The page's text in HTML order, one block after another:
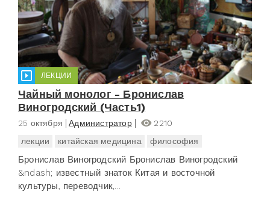
ЛЕКЦИИ
Чайный монолог - Бронислав
Виногродский (Часть1)
25 октября Администратор
2210
лекции
китайская медицина философия
Бронислав Виногродский Бронислав Виногродский
&ndash; известный знаток Китая и восточной
культуры, переводчик,...